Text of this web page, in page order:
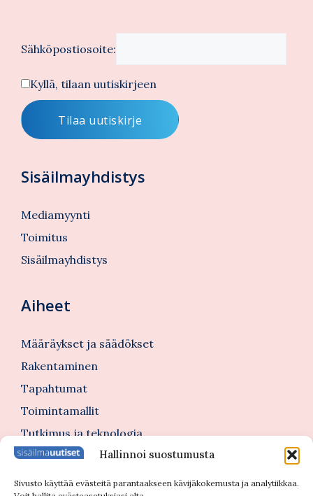
Hallinnoi suostumusta
Sivusto käyttää evästeitä parantaakseen kävijäkokemusta ja analytiikkaa.
Sähköpostiosoite:
Kyllä, tilaan uutiskirjeen
Sisäilmayhdistys
Mediamyynti
Toimitus
Sisäilmayhdistys
Aiheet
Määräykset ja säädökset
Rakentaminen
Tapahtumat
Toimintamallit
Tutkimus ja teknologia
Tutustu myös